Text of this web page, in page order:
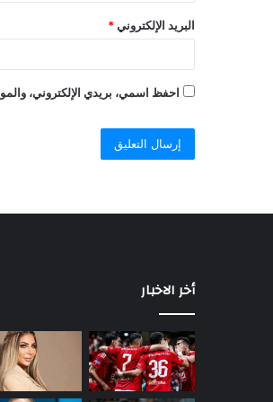
البريد الإلكتروني *
احفظ اسمي، بريدي الإلكتروني،
أخر الاخبار
السيسي
يصدر
قرارًا
رئاسيًا